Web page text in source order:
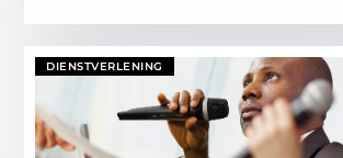
DIENSTVERLENING